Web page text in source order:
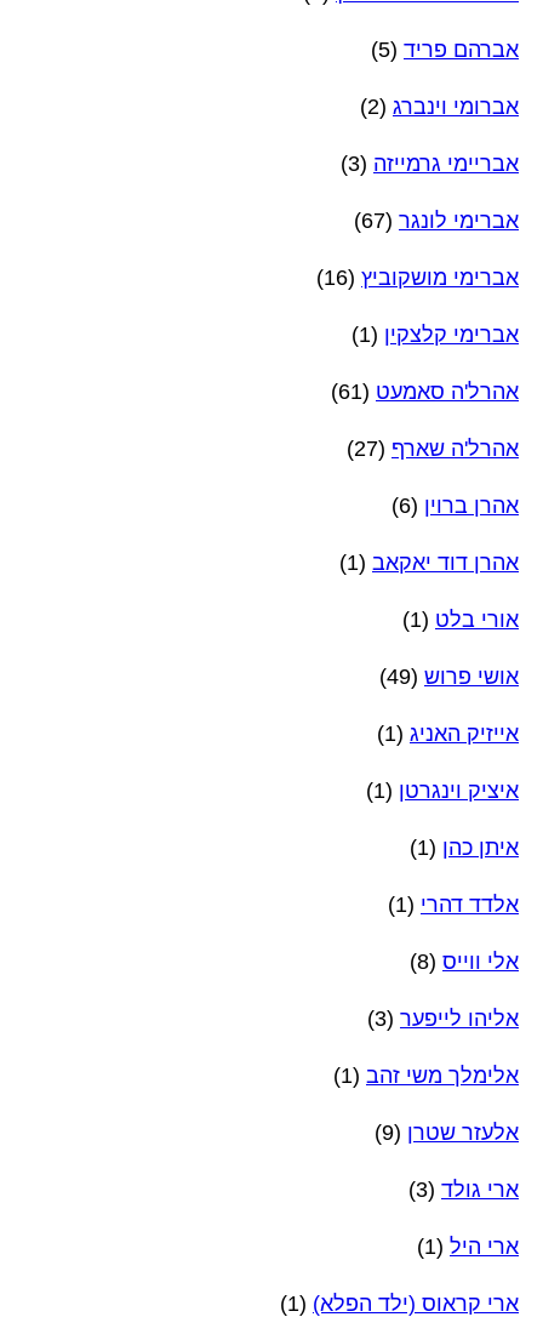
אברהם פריד (5)
אברומי וינברג (2)
אבריימי גרמייזה (3)
אברימי לונגר (67)
אברימי מושקוביץ (16)
אברימי קלצקין (1)
אהרל'ה סאמעט (61)
אהרל'ה שארף (27)
אהרן ברוין (6)
אהרן דוד יאקאב (1)
אורי בלט (1)
אושי פרוש (49)
אייזיק האניג (1)
איציק וינגרטן (1)
איתן כהן (1)
אלדד דהרי (1)
אלי ווייס (8)
אליהו לייפער (3)
אלימלך משי זהב (1)
אלעזר שטרן (9)
ארי גולד (3)
ארי היל (1)
ארי קראוס (ילד הפלא) (1)